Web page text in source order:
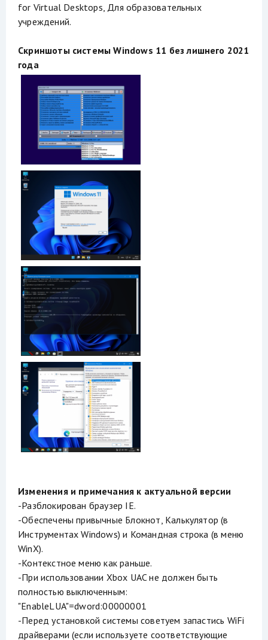
for Virtual Desktops, Для образовательных
учреждений.
Скриншоты системы Windows 11 без лишнего 2021
года
Изменения и примечания к актуальной версии
-Разблокирован браузер IE.
-Обеспечены привычные Блокнот, Калькулятор (в
Инструментах Windows) и Командная строка (в меню
WinX).
-Контекстное меню как раньше.
-При использовании Xbox UAC не должен быть
полностью выключенным:
"EnableLUA"=dword:00000001
-Перед установкой системы советуем запастись WiFi
драйверами (если используете соответствующие